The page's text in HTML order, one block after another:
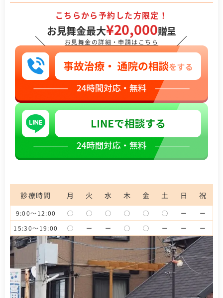
＼
こちらから予約した方限定！
お見舞金最大¥20,000贈呈
お見舞金の詳細・申請はこちら ／
診療時間 月 火 水 木 金 土 日 祝
9:00～12:00 ◯ ◯ ◯ ◯ ◯ ◯ ー
ー
15:30～19:00
◯ ー ー ◯ ◯ ー ー ー